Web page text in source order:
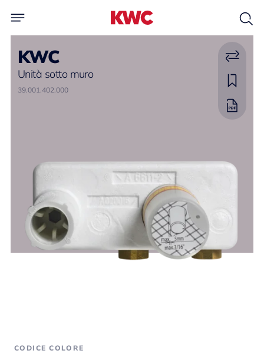
KWC
Unità sotto muro
39.001.402.000
CODICE COLORE